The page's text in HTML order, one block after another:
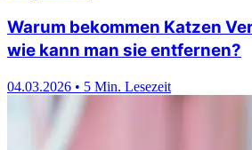
Warum bekommen Katzen
wie kann man sie entfernen?
04.03.2026 • 5 Min. Lesezeit